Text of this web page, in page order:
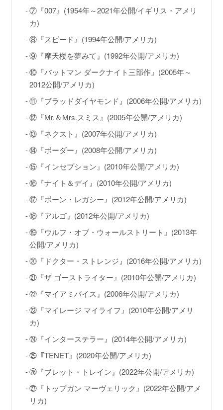
GINZA RASIN買取サイト
GINZA RASIN店舗情報
運営会社
⑦『007』(1954年～2021年公開/イギリス・アメリ
カ)
⑧『スピード』(1994年公開/アメリカ)
⑨『摩天楼を夢みて』(1992年公開/アメリカ)
⑩『バットマン ダークナイト三部作』(2005年～
2012公開/アメリカ)
⑪『ブラッドダイヤモンド』(2006年公開/アメリカ)
⑫『Mr.＆Mrs.スミス』(2005年公開/アメリカ)
⑬『ネクスト』(2007年公開/アメリカ)
⑭『ボーダー』(2008年公開/アメリカ)
⑮『インセプション』(2010年公開/アメリカ)
⑯『ナイト＆デイ』(2010年公開/アメリカ)
⑰『ボーン・レガシー』(2012年公開/アメリカ)
⑱『アルゴ』(2012年公開/アメリカ)
⑲『ウルフ・オブ・ウォールストリート』(2013年
公開/アメリカ)
⑳『ドクター・ストレンジ』(2016年公開/アメリカ)
㉑『ザ ゴーストライター』(2010年公開/アメリカ)
㉒『マイアミバイス』(2006年公開/アメリカ)
㉓『マイレージ マイライフ』(2010年公開/アメリ
カ)
㉔『インターステラー』(2014年公開/アメリカ)
㉕『TENET』(2020年公開/アメリカ)
㉖『ブレット・トレイン』(2022年公開/アメリカ)
㉗『トップガン マーヴェリック』(2022年公開/アメ
リカ)